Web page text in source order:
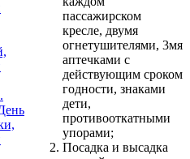
пассажирском
кресле, двумя
огнетушителями, 3мя
аптечками с
действующим сроком
годности, знаками
дети,
противооткатными
упорами;
Посадка и высадка